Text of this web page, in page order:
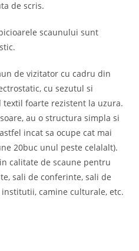
de scris.
scaunului sunt
de vizitator cu cadru din
cu sezutul si
foarte rezistent la uzura.
au o structura simpla si
incat sa ocupe cat mai
20buc unul peste celalalt).
calitate de scaune pentru
sali de conferinte, sali de
camine culturale, etc.